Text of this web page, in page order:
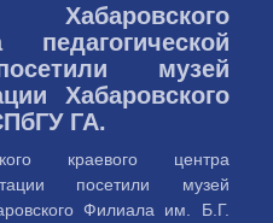
педагогической
музей
Хабаровского
ГА.
краевого центра
посетили музей
Филиала им. Б.Г.